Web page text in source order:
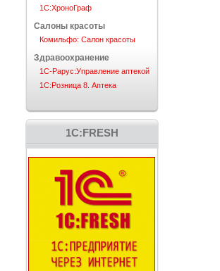
1C:ХроноГраф
Салоны красоты
Комильфо: Салон красоты
Здравоохранение
1С-Рарус:Управление аптекой
1С:Розница 8. Аптека
1C:FRESH